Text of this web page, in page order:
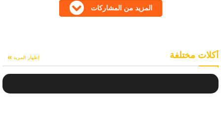
المزيد من المشاركات
أكلات مختلفة إظهار المزيد